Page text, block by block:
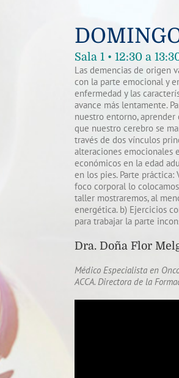
Sala 1 • 12:30 a
Las demencias de origen
con la parte emocional y
enfermedad y las
avance más lentamente.
nuestro entorno,
que nuestro cerebro se
través de dos vínculos
alteraciones emocionales
económicos en la edad
en los pies. Parte
foco corporal lo
taller mostraremos, al
energética. b) Ejercicios
para trabajar la parte
Dra. Doña Flor
Médico Especialista en
ACCA. Directora de la